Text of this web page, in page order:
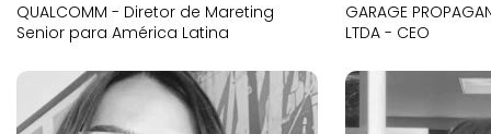
QUALCOMM - Diretor de Mareting
Senior para América Latina
GARAGE
LTDA - CEO